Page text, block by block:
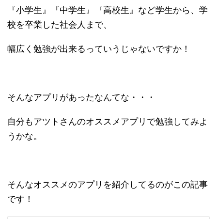
『小学生』『中学生』『高校生』など学生から、学
校を卒業した社会人まで、
幅広く勉強が出来るっていうじゃないですか！
そんなアプリがあったなんてな・・・
自分もアツトさんのオススメアプリで勉強してみよ
うかな。
そんなオススメのアプリを紹介してるのがこの記事
です！